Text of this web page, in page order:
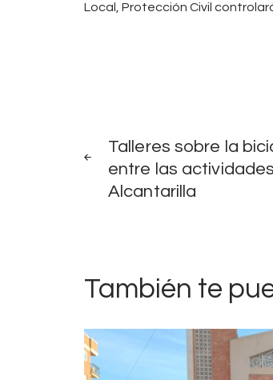
Local, Protección Civil
de
entradas
ANTERIORES
Talleres sobre la
entre las
Alcantarilla
También te